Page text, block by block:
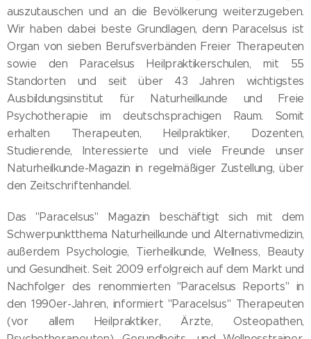
auszutauschen und an die Bevölkerung weiterzugeben.
Wir haben dabei beste Grundlagen, denn Paracelsus ist
Organ von sieben Berufsverbänden Freier Therapeuten
sowie den Paracelsus Heilpraktikerschulen, mit 55
Standorten und seit über 43 Jahren wichtigstes
Ausbildungsinstitut für Naturheilkunde und Freie
Psychotherapie im deutschsprachigen Raum. Somit
erhalten Therapeuten, Heilpraktiker, Dozenten,
Studierende, Interessierte und viele Freunde unser
Naturheilkunde-Magazin in regelmäßiger Zustellung, über
den Zeitschriftenhandel.
Das "Paracelsus" Magazin beschäftigt sich mit dem
Schwerpunktthema Naturheilkunde und Alternativmedizin,
außerdem Psychologie, Tierheilkunde, Wellness, Beauty
und Gesundheit. Seit 2009 erfolgreich auf dem Markt und
Nachfolger des renommierten "Paracelsus Reports" in
den 1990er-Jahren, informiert "Paracelsus" Therapeuten
(vor allem Heilpraktiker, Ärzte, Osteopathen,